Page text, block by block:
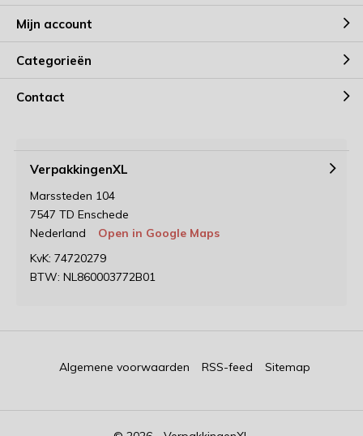
Mijn account
Categorieën
Contact
VerpakkingenXL
Marssteden 104
7547 TD Enschede
Nederland
Open in Google Maps
KvK: 74720279
BTW: NL860003772B01
Algemene voorwaarden RSS-feed Sitemap